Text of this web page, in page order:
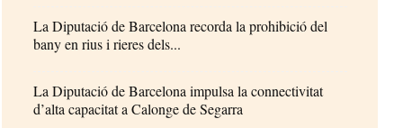
La Diputació de Barcelona recorda la prohibició del
bany en rius i rieres dels...
La Diputació de Barcelona impulsa la connectivitat
d’alta capacitat a Calonge de Segarra